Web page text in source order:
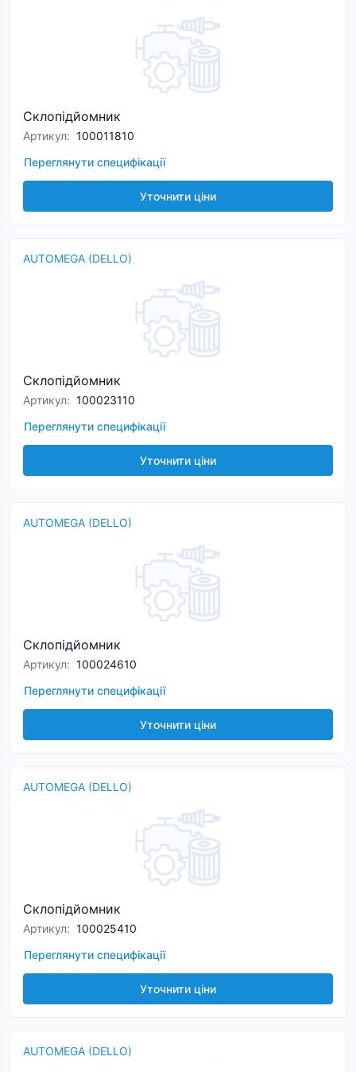
Склопідйомник
Артикул: 100011810
Переглянути специфікації
Уточнити ціни
AUTOMEGA (DELLO)
Склопідйомник
Артикул: 100023110
Переглянути специфікації
Уточнити ціни
AUTOMEGA (DELLO)
Склопідйомник
Артикул: 100024610
Переглянути специфікації
Уточнити ціни
AUTOMEGA (DELLO)
Склопідйомник
Артикул: 100025410
Переглянути специфікації
Уточнити ціни
AUTOMEGA (DELLO)